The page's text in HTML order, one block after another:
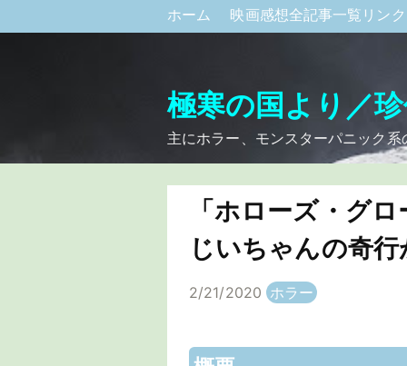
ホーム 映画感想全記事一覧リン
極寒の国より／
主にホラー、モンスターパニック
「ホローズ・グ
じいちゃんの奇
2/21/2020 ホラー